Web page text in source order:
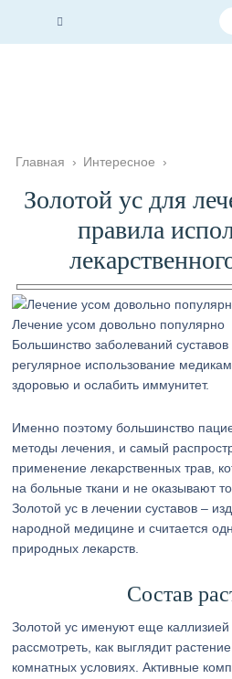
Главная › Интересное ›
Золотой ус для
правила
Лечение усом довольно популярно
Большинство заболеваний
регулярное использование
здоровью и ослабить иммунитет.
Именно поэтому большинство
методы лечения, и самый
применение лекарственных трав,
на больные ткани и не оказывают
Золотой ус в лечении суставов –
народной медицине и считается
природных лекарств.
Состав
Золотой ус именуют еще
рассмотреть, как выглядит
комнатных условиях. Активные